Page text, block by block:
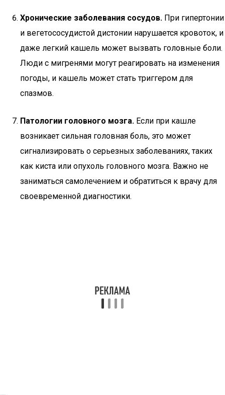
Хронические заболевания сосудов. При гипертонии
и вегетососудистой дистонии нарушается кровоток, и
даже легкий кашель может вызвать головные боли.
Люди с мигренями могут реагировать на изменения
погоды, и кашель может стать триггером для
спазмов.
Патологии головного мозга. Если при кашле
возникает сильная головная боль, это может
сигнализировать о серьезных заболеваниях, таких
как киста или опухоль головного мозга. Важно не
заниматься самолечением и обратиться к врачу для
своевременной диагностики.